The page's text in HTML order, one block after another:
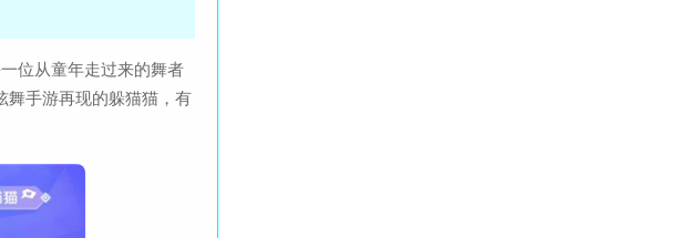
位从童年走过来的舞者
舞手游再现的躲猫猫，有